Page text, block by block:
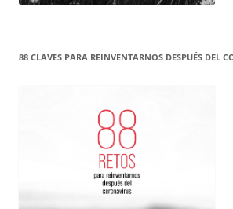
88 CLAVES PARA REINVENTARNOS DESPUÉS DEL